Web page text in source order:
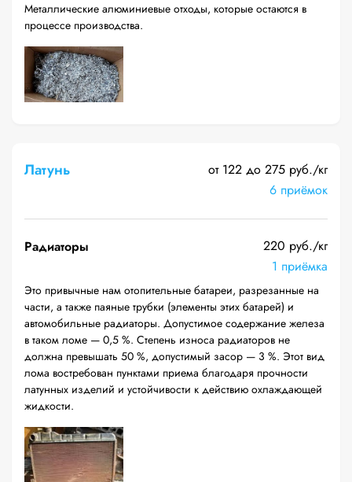
Металлические алюминиевые отходы, которые остаются в
процессе производства.
Латунь
от 122 до 275 руб./кг
6 приёмок
Радиаторы
220 руб./кг
1 приёмка
Это привычные нам отопительные батареи, разрезанные на
части, а также паяные трубки (элементы этих батарей) и
автомобильные радиаторы. Допустимое содержание железа
в таком ломе — 0,5 %. Степень износа радиаторов не
должна превышать 50 %, допустимый засор — 3 %. Этот вид
лома востребован пунктами приема благодаря прочности
латунных изделий и устойчивости к действию охлаждающей
жидкости.